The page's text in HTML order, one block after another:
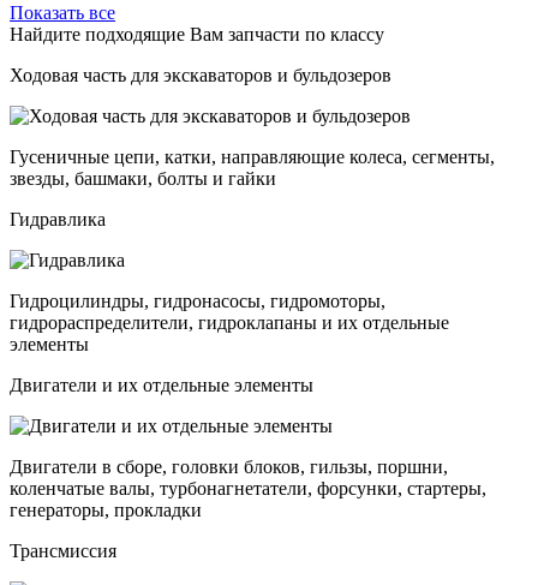
Показать все
Найдите подходящие Вам запчасти по классу
Ходовая часть для экскаваторов и бульдозеров
Гусеничные цепи, катки, направляющие колеса, сегменты,
звезды, башмаки, болты и гайки
Гидравлика
Гидроцилиндры, гидронасосы, гидромоторы,
гидрораспределители, гидроклапаны и их отдельные
элементы
Двигатели и их отдельные элементы
Двигатели в сборе, головки блоков, гильзы, поршни,
коленчатые валы, турбонагнетатели, форсунки, стартеры,
генераторы, прокладки
Трансмиссия